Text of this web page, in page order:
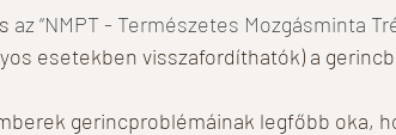
az “NMPT - Természetes Mozgásminta
esetekben visszafordíthatók) a
gerincproblémáinak legfőbb oka,